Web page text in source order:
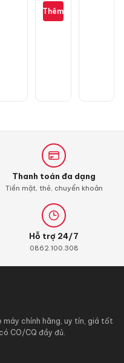
M3325
không
Thêm
Thanh toán đa dạng
Tiền mặt, thẻ, chuyển khoản
Hỗ trợ 24/7
0862.100.308
máy chính hãng, uy tín, giá tốt
CO/CQ đầy đủ.